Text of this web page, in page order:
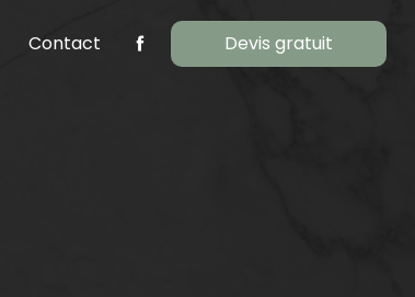
Contact Devis gratuit